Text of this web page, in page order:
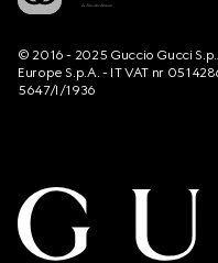
© 2016 - 2025 Guccio Gucci
Europe S.p.A. - IT VAT nr
5647/I/1936